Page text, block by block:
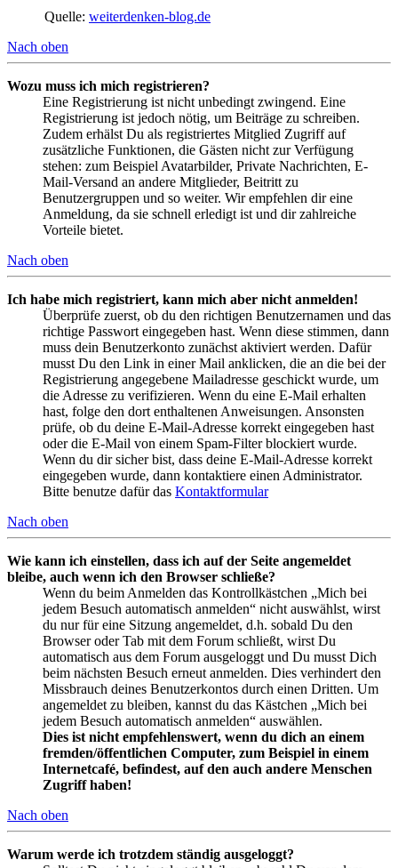
Quelle: weiterdenken-blog.de
Nach oben
Wozu muss ich mich registrieren?
Eine Registrierung ist nicht unbedingt zwingend. Eine
Registrierung ist jedoch nötig, um Beiträge zu schreiben.
Zudem erhälst Du als registriertes Mitglied Zugriff auf
zusätzliche Funktionen, die Gästen nicht zur Verfügung
stehen: zum Beispiel Avatarbilder, Private Nachrichten, E-
Mail-Versand an andere Mitglieder, Beitritt zu
Benutzergruppen und so weiter. Wir empfehlen dir eine
Anmeldung, da sie schnell erledigt ist und dir zahlreiche
Vorteile bietet.
Nach oben
Ich habe mich registriert, kann mich aber nicht anmelden!
Überprüfe zuerst, ob du den richtigen Benutzernamen und das
richtige Passwort eingegeben hast. Wenn diese stimmen, dann
muss dein Benutzerkonto zunächst aktiviert werden. Dafür
musst Du den Link in einer Mail anklicken, die an die bei der
Registrierung angegebene Mailadresse geschickt wurde, um
die Adresse zu verifizieren. Wenn du eine E-Mail erhalten
hast, folge den dort enthaltenen Anweisungen. Ansonsten
prüfe, ob du deine E-Mail-Adresse korrekt eingegeben hast
oder die E-Mail von einem Spam-Filter blockiert wurde.
Wenn du dir sicher bist, dass deine E-Mail-Adresse korrekt
eingegeben wurde, dann kontaktiere einen Administrator.
Bitte benutze dafür das Kontaktformular
Nach oben
Wie kann ich einstellen, dass ich auf der Seite angemeldet
bleibe, auch wenn ich den Browser schließe?
Wenn du beim Anmelden das Kontrollkästchen „Mich bei
jedem Besuch automatisch anmelden“ nicht auswählst, wirst
du nur für eine Sitzung angemeldet, d.h. sobald Du den
Browser oder Tab mit dem Forum schließt, wirst Du
automatisch aus dem Forum ausgeloggt und Du musst Dich
beim nächsten Besuch erneut anmelden. Dies verhindert den
Missbrauch deines Benutzerkontos durch einen Dritten. Um
angemeldet zu bleiben, kannst du das Kästchen „Mich bei
jedem Besuch automatisch anmelden“ auswählen.
Dies ist nicht empfehlenswert, wenn du dich an einem
fremden/öffentlichen Computer, zum Beispiel in einem
Internetcafé, befindest, auf den auch andere Menschen
Zugriff haben!
Nach oben
Warum werde ich trotzdem ständig ausgeloggt?